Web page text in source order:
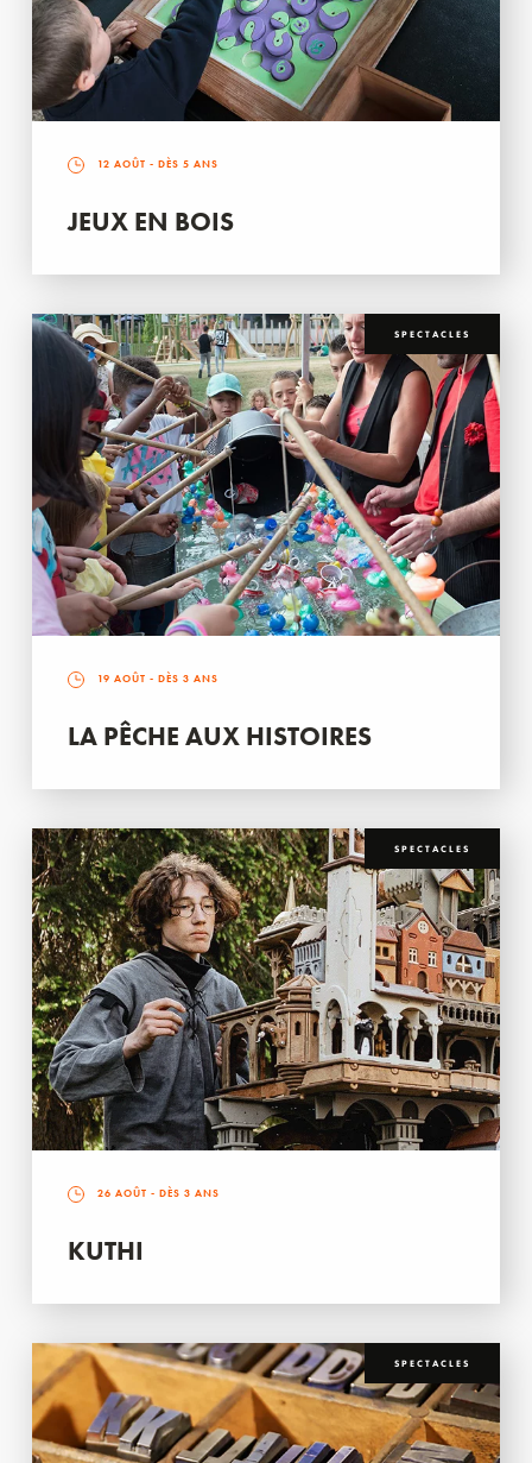
12 AOÛT - DÈS 5 ANS
JEUX EN BOIS
SPECTACLES
19 AOÛT - DÈS 3 ANS
LA PÊCHE AUX HISTOIRES
SPECTACLES
26 AOÛT - DÈS 3 ANS
KUTHI
SPECTACLES